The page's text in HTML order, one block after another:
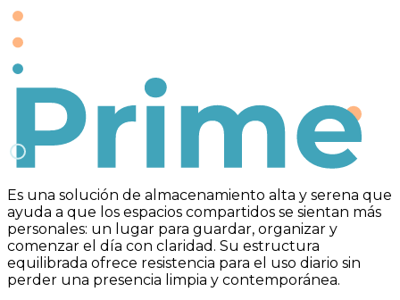
Prime
Es una solución de almacenamiento alta y serena que
ayuda a que los espacios compartidos se sientan más
personales: un lugar para guardar, organizar y
comenzar el día con claridad. Su estructura
equilibrada ofrece resistencia para el uso diario sin
perder una presencia limpia y contemporánea.